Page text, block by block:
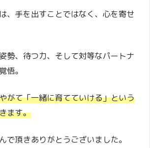
、手を出すことではなく、心を寄せ
勢、待つ力、そして対等なパートナ
悟。
がて「一緒に育てていける」という
ます。
で頂きありがとうございました。